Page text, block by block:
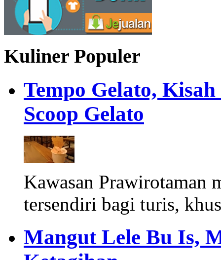
Kuliner Populer
Tempo Gelato,
Scoop Gelato
Kawasan Prawirotaman
tersendiri bagi turis,
Mangut Lele Bu Is,